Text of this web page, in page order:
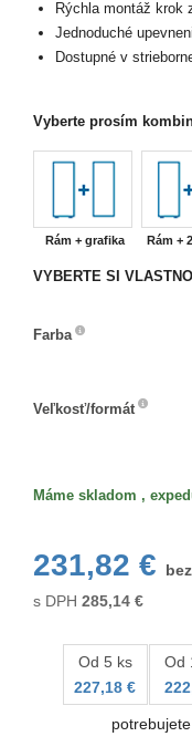
Rýchla montáž krok
Jednoduché
Dostupné v
Vyberte prosím
Rám + grafika Rám +
VYBERTE SI
Farba
Veľkosť/formát
Máme skladom ,
231,82 €
s DPH 285,14 €
Od 5 ks
227,18 €
Od